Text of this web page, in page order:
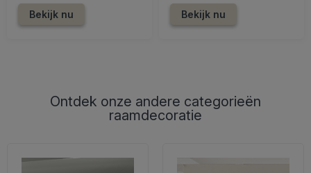
Bekijk nu Bekijk nu
Ontdek onze andere categorieën
raamdecoratie